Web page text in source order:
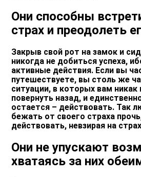
Они способны
страх и преодолеть
Закрыв свой рот на замок и
никогда не добиться успеха,
активные действия. Если вы
путешествуете, вы столь же
ситуации, в которых вам никак
повернуть назад, и
остается – действовать. Так
бежать от своего страха
действовать, невзирая на
Они не упускают
хватаясь за них